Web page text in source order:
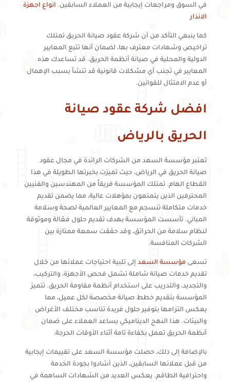
في السوق ومراجعات إيجابية من العملاء السابقين. انواع اجهزة
الانذار
كما ينبغي التأكد من أن شركة عقود صيانة الحريق تمتلك
تراخيص وشهادات معترف بها، لضمان أنها تتبع المعايير
الدولية والمحلية في صيانة أنظمة الحريق. قد تساعدك هذه
المعايير في تجنب أي مشكلات قانونية قد تنشأ بسبب الإهمال
أو عدم الامتثال للقوانين.
افضل شركة عقود صيانة
الحريق بالرياض
تعتبر مؤسسة السعد من الشركات الرائدة في مجال عقود
صيانة الحريق في الرياض، حيث تميزت بخبرتها الطويلة في هذا
القطاع الهام. تمتلك المؤسسة فريقاً من المهندسين والفنيين
المحترفين الذين يتمتعون بمؤهلات عالية، مما يضمن تقديم
خدمات متكاملة تنسجم مع المعايير العالمية لصحة وسلامة
المباني. تأسست المؤسسة بهدف تقديم حلول فعّالة وموثوقة
لنظام سلامة من الحرائق، وقد حققت سمعة ممتازة بين
الشركات المنافسة.
تسعى مؤسسة السعدإلى تلبية احتياجات عملائها من خلال
تقديم خدمات صيانة شاملة تشمل فحص الأجهزة، والتركيب،
والتجديد، والتدريب على استخدام أنظمة مقاومة الحريق. تتميز
المؤسسة بتقديم خطط صيانة مخصصة لكل عميل، مما
يعكس التزامها بتوفير حلول فريدة تناسب مختلف الأغراض
والبيئات. هذا النهج الديناميكي يساعد العملاء على ضمان
أنظمة الحريق تعمل بكفاءة تامة أثناء الأوقات الحرجة.
بالإضافة إلى ذلك، حصلت مؤسسة السعد على تقييمات إيجابية
من قبل عملائها السابقين، الذين أشادوا بجودة الخدمة
واحترافية الطاقم. يعكس العديد من الشهادات الساهمة في